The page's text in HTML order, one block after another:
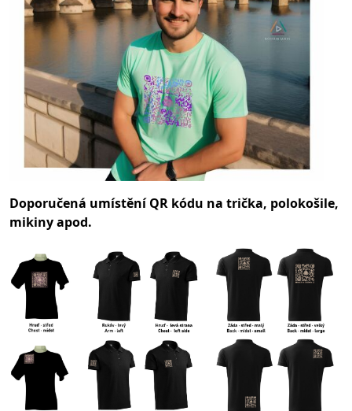
Doporučená umístění QR kódu na trička, polokošile,
mikiny apod.